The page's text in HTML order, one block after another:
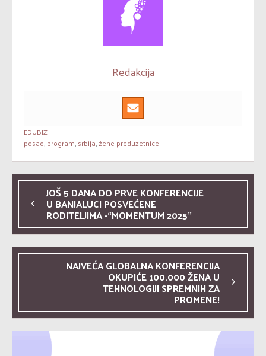
Redakcija
EDUBIZ
posao,program,srbija,žene preduzetnice
JOŠ 5 DANA DO PRVE KONFERENCIJE
U BANJALUCI POSVEĆENE
RODITELJIMA -“MOMENTUM 2025”
NAJVEĆA GLOBALNA KONFERENCIJA
OKUPIĆE 100.000 ŽENA U
TEHNOLOGIJI SPREMNIH ZA
PROMENE!